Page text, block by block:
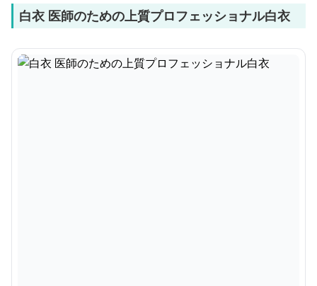
白衣 医師のための上質プロフェッショナル白衣